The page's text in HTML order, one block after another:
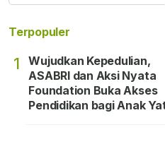
Terpopuler
1
Wujudkan Kepedulian,
ASABRI dan Aksi Nyata
Foundation Buka Akses
Pendidikan bagi Anak